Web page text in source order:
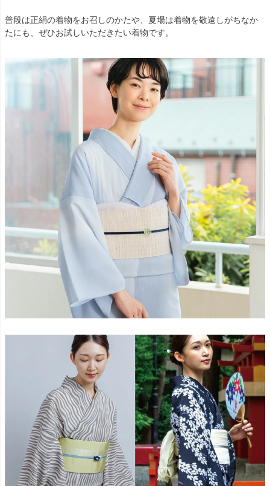
普段は正絹の着物をお召しのかたや、夏場は着物を敬遠しがちなか
たにも、ぜひお試しいただきたい着物です。